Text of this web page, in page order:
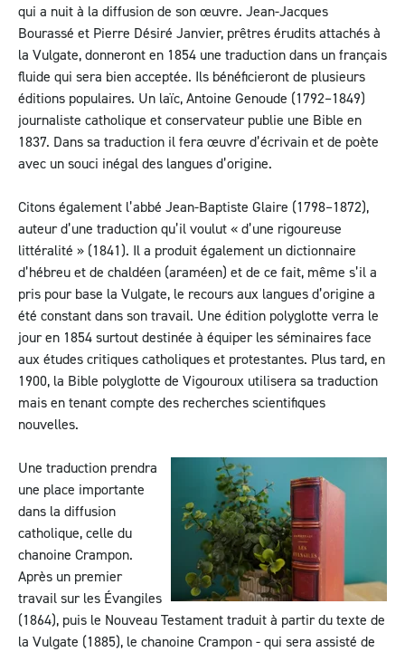
qui a nuit à la diffusion de son œuvre. Jean-Jacques
Bourassé et Pierre Désiré Janvier, prêtres érudits attachés à
la Vulgate, donneront en 1854 une traduction dans un français
fluide qui sera bien acceptée. Ils bénéficieront de plusieurs
éditions populaires. Un laïc, Antoine Genoude (1792–1849)
journaliste catholique et conservateur publie une Bible en
1837. Dans sa traduction il fera œuvre d’écrivain et de poète
avec un souci inégal des langues d’origine.
Citons également l’abbé Jean-Baptiste Glaire (1798–1872),
auteur d’une traduction qu’il voulut « d’une rigoureuse
littéralité » (1841). Il a produit également un dictionnaire
d’hébreu et de chaldéen (araméen) et de ce fait, même s’il a
pris pour base la Vulgate, le recours aux langues d’origine a
été constant dans son travail. Une édition polyglotte verra le
jour en 1854 surtout destinée à équiper les séminaires face
aux études critiques catholiques et protestantes. Plus tard, en
1900, la Bible polyglotte de Vigouroux utilisera sa traduction
mais en tenant compte des recherches scientifiques
nouvelles.
Une traduction prendra
une place importante
dans la diffusion
catholique, celle du
chanoine Crampon.
Après un premier
travail sur les Évangiles
(1864), puis le Nouveau Testament traduit à partir du texte de
la Vulgate (1885), le chanoine Crampon - qui sera assisté de